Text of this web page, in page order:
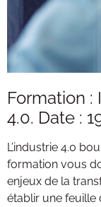
Formation
4.0. Date :
L’industrie 4.0
formation vous
enjeux de la
établir une feuille